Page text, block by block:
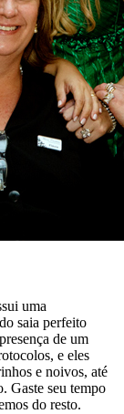
uma
saia perfeito
de um
e eles
e noivos, até
Gaste seu tempo
do resto.